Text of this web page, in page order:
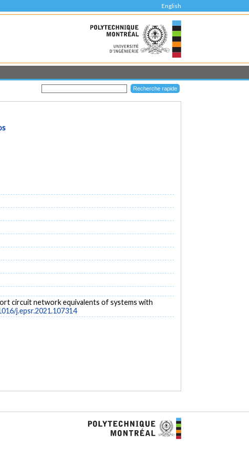
English
circuit network equivalents of systems with
j.epsr.2021.107314